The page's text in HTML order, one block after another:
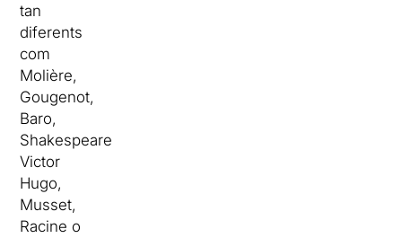
tan
diferents
com
Molière,
Gougenot,
Baro,
Shakespeare,
Victor
Hugo,
Musset,
Racine o